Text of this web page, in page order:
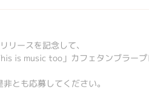
ースを記念して、
is music too」カフェタンブラー
とも応募してください。